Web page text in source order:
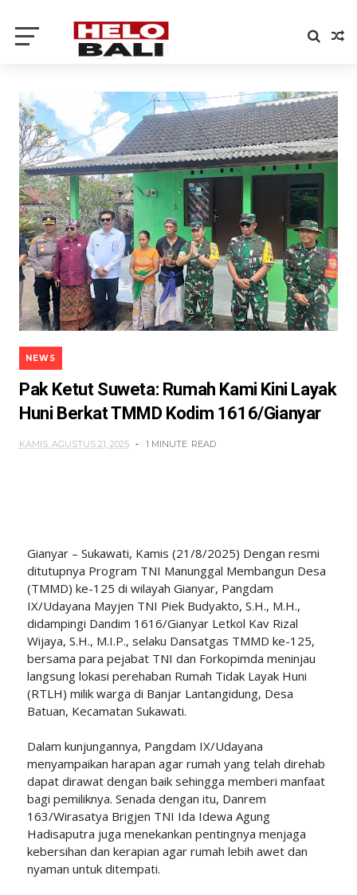
NEWS
Pak Ketut Suweta: Rumah Kami Kini Layak
Huni Berkat TMMD Kodim 1616/Gianyar
KAMIS, AGUSTUS 21, 2025 1 MINUTE READ
Gianyar – Sukawati, Kamis (21/8/2025) Dengan resmi
ditutupnya Program TNI Manunggal Membangun Desa
(TMMD) ke-125 di wilayah Gianyar, Pangdam
IX/Udayana Mayjen TNI Piek Budyakto, S.H., M.H.,
didampingi Dandim 1616/Gianyar Letkol Kav Rizal
Wijaya, S.H., M.I.P., selaku Dansatgas TMMD ke-125,
bersama para pejabat TNI dan Forkopimda meninjau
langsung lokasi perehaban Rumah Tidak Layak Huni
(RTLH) milik warga di Banjar Lantangidung, Desa
Batuan, Kecamatan Sukawati.
Dalam kunjungannya, Pangdam IX/Udayana
menyampaikan harapan agar rumah yang telah direhab
dapat dirawat dengan baik sehingga memberi manfaat
bagi pemiliknya. Senada dengan itu, Danrem
163/Wirasatya Brigjen TNI Ida Idewa Agung
Hadisaputra juga menekankan pentingnya menjaga
kebersihan dan kerapian agar rumah lebih awet dan
nyaman untuk ditempati.